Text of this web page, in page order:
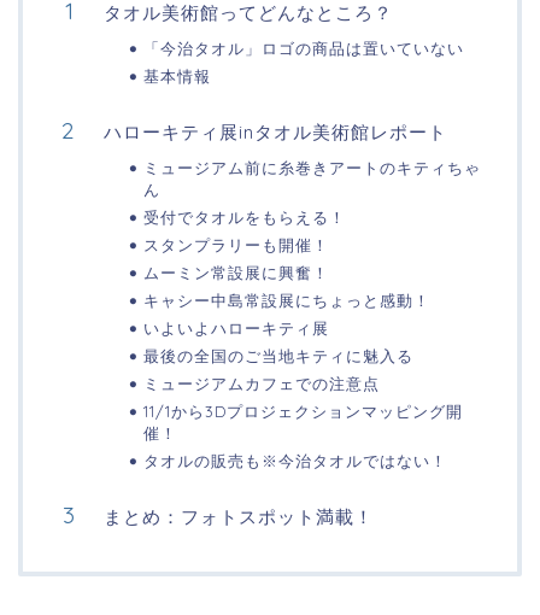
タオル美術館ってどんなところ？
「今治タオル」ロゴの商品は置いていない
基本情報
ハローキティ展inタオル美術館レポート
ミュージアム前に糸巻きアートのキティちゃ
ん
受付でタオルをもらえる！
スタンプラリーも開催！
ムーミン常設展に興奮！
キャシー中島常設展にちょっと感動！
いよいよハローキティ展
最後の全国のご当地キティに魅入る
ミュージアムカフェでの注意点
11/1から3Dプロジェクションマッピング開
催！
タオルの販売も※今治タオルではない！
まとめ：フォトスポット満載！